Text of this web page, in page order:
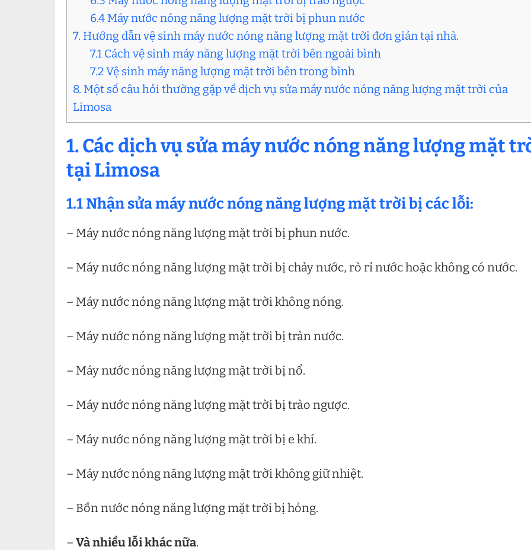
6.4 Máy nước nóng năng lượng mặt trời bị phun nước
7. Hướng dẫn vệ sinh máy nước nóng năng lượng mặt trời đơn giản tại nhà.
7.1 Cách vệ sinh máy năng lượng mặt trời bên ngoài bình
7.2 Vệ sinh máy năng lượng mặt trời bên trong bình
8. Một số câu hỏi thường gặp về dịch vụ sửa máy nước nóng năng lượng mặt trời của
Limosa
1. Các dịch vụ sửa máy nước nóng năng lượng mặt
tại Limosa
1.1 Nhận sửa máy nước nóng năng lượng mặt trời bị các lỗi:
– Máy nước nóng năng lượng mặt trời bị phun nước.
– Máy nước nóng năng lượng mặt trời bị chảy nước, rò rỉ nước hoặc không có nước.
– Máy nước nóng năng lượng mặt trời không nóng.
– Máy nước nóng năng lượng mặt trời bị tràn nước.
– Máy nước nóng năng lượng mặt trời bị nổ.
– Máy nước nóng năng lượng mặt trời bị trào ngược.
– Máy nước nóng năng lượng mặt trời bị e khí.
– Máy nước nóng năng lượng mặt trời không giữ nhiệt.
– Bồn nước nóng năng lượng mặt trời bị hỏng.
– Và nhiều lỗi khác nữa.